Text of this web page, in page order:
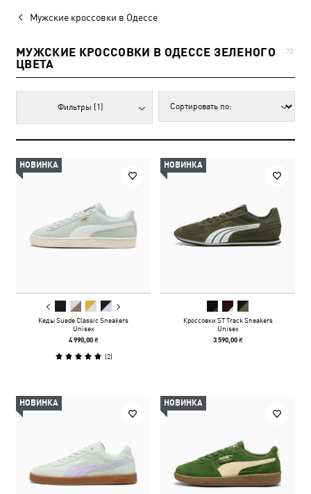
Мужские кроссовки в Одессе
МУЖСКИЕ КРОССОВКИ В ОДЕССЕ ЗЕЛЕНОГО
ЦВЕТА
73
Фильтры (1)
НОВИНКА
Кеды Suede Classic Sneakers
Unisex
4 990,00 ₴
(2)
НОВИНКА
Кроссовки ST Track Sneakers
Unisex
3 590,00 ₴
НОВИНКА НОВИНКА